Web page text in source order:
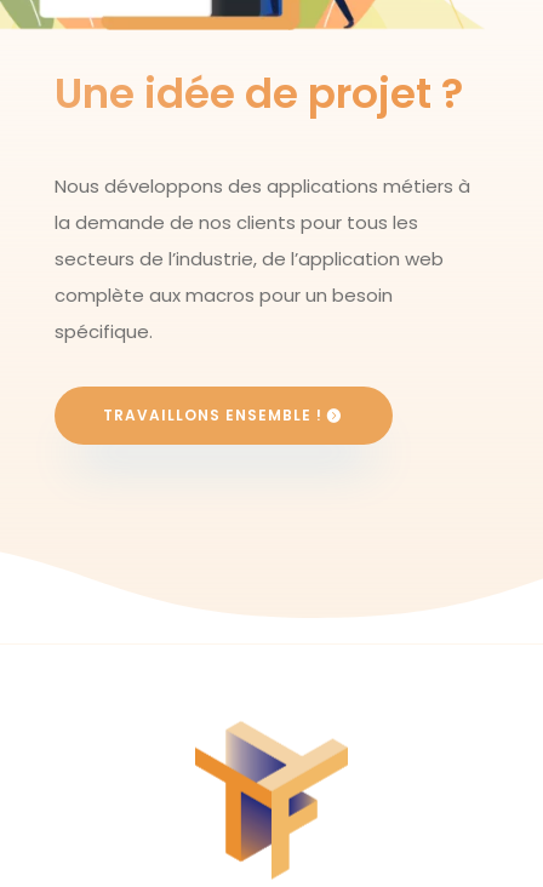
Une idée de projet ?
Nous développons des applications métiers à
la demande de nos clients pour tous les
secteurs de l’industrie, de l’application web
complète aux macros pour un besoin
spécifique.
TRAVAILLONS ENSEMBLE !